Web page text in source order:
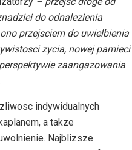
do odnalezienia
przejsciem do uwielbienia
zycia, nowej pamieci
zaangazowania
indywidualnych
a takze
Najblizsze